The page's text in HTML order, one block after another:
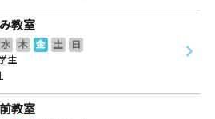
教室
水 木 金 土
日
生
教室